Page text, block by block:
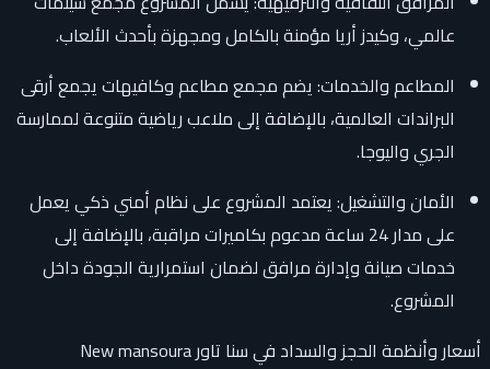
عالمي، وكيدز أريا مؤمنة بالكامل ومجهزة بأحدث الألعاب.
المطاعم والخدمات: يضم مجمع مطاعم وكافيهات يجمع أرقى
البراندات العالمية، بالإضافة إلى ملاعب رياضية متنوعة لممارسة
الجري واليوجا.
الأمان والتشغيل: يعتمد المشروع على نظام أمني ذكي يعمل
على مدار 24 ساعة مدعوم بكاميرات مراقبة، بالإضافة إلى
خدمات صيانة وإدارة مرافق لضمان استمرارية الجودة داخل
المشروع.
أسعار وأنظمة الحجز والسداد في سنا تاور New mansoura